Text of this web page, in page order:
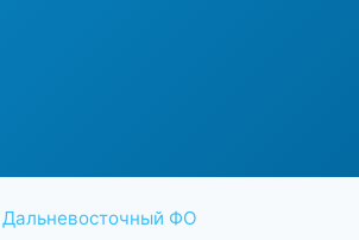
Дальневосточный ФО